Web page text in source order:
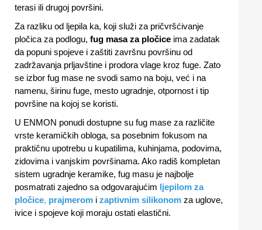
terasi ili drugoj površini.
Za razliku od ljepila ka, koji služi za pričvršćivanje
pločica za podlogu, fug masa za pločice ima zadatak
da popuni spojeve i zaštiti završnu površinu od
zadržavanja prljavštine i prodora vlage kroz fuge. Zato
se izbor fug mase ne svodi samo na boju, već i na
namenu, širinu fuge, mesto ugradnje, otpornost i tip
površine na kojoj se koristi.
U ENMON ponudi dostupne su fug mase za različite
vrste keramičkih obloga, sa posebnim fokusom na
praktičnu upotrebu u kupatilima, kuhinjama, podovima,
zidovima i vanjskim površinama. Ako radiš kompletan
sistem ugradnje keramike, fug masu je najbolje
posmatrati zajedno sa odgovarajućim ljepilom za
pločice, prajmerom i zaptivnim silikonom za uglove,
ivice i spojeve koji moraju ostati elastični.